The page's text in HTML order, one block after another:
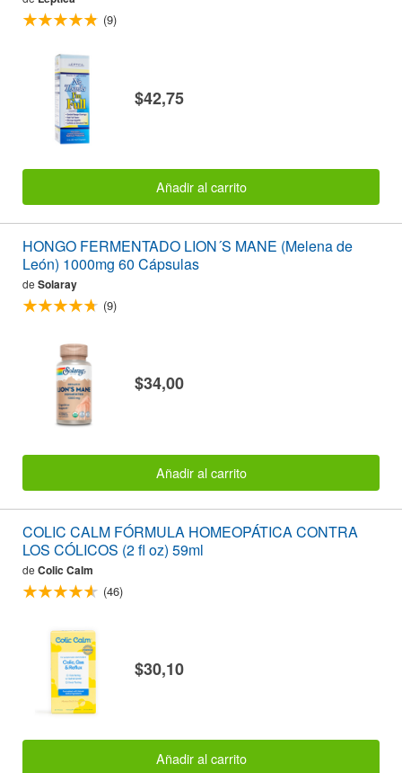
(9)
$42,75
Añadir al carrito
HONGO FERMENTADO LION´S MANE (Melena de
León) 1000mg 60 Cápsulas
de Solaray
(9)
$34,00
Añadir al carrito
COLIC CALM FÓRMULA HOMEOPÁTICA CONTRA
LOS CÓLICOS (2 fl oz) 59ml
de Colic Calm
(46)
$30,10
Añadir al carrito